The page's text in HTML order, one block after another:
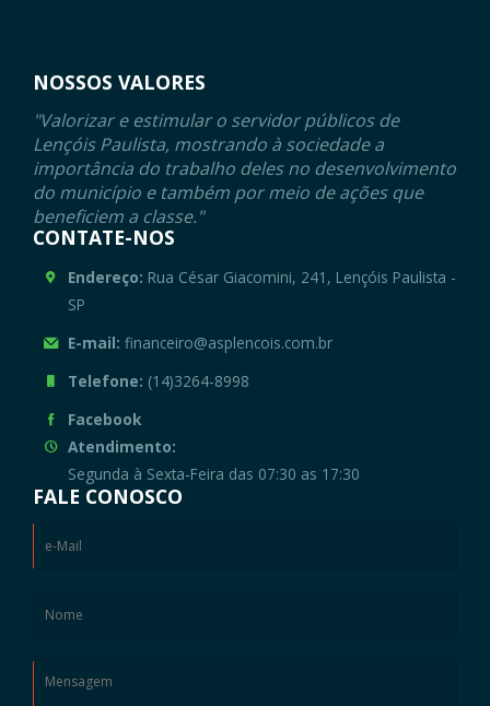
NOSSOS VALORES
"Valorizar e estimular o servidor públicos de
Lençóis Paulista, mostrando à sociedade a
importância do trabalho deles no desenvolvimento
do município e também por meio de ações que
beneficiem a classe."
CONTATE-NOS
Endereço: Rua César Giacomini, 241, Lençóis Paulista -
SP
E-mail: financeiro@asplencois.com.br
Telefone: (14)3264-8998
Facebook
Atendimento:
Segunda à Sexta-Feira das 07:30 as 17:30
FALE CONOSCO